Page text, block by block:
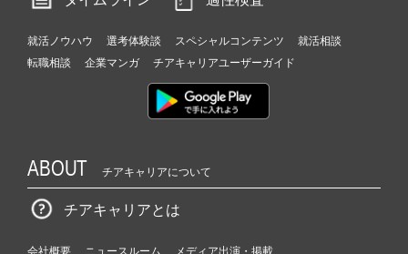
就活ノウハウ 選考体験談 スペシャルコンテンツ
就活相談
転職相談
企業マンガ チアキャリアユーザーガイド
ABOUT チアキャリアについて
チアキャリアとは
会社概要 ニュースルーム
メディア出演・掲載